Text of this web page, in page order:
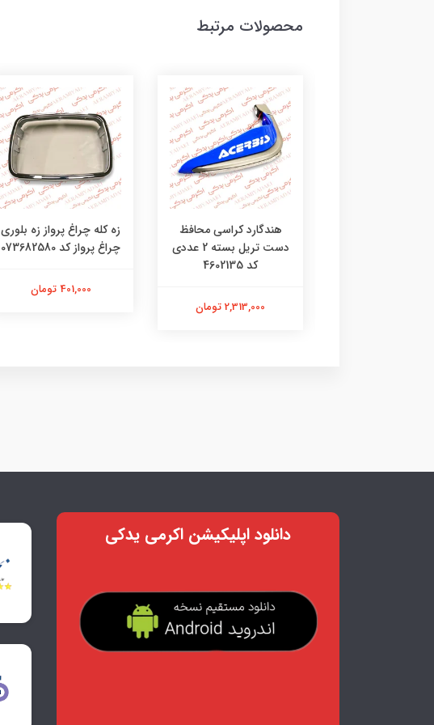
محصولات مرتبط
هندگارد کراسی محافظ
دست تریل بسته 2 عددی
کد 4602135
2,313,000 تومان
زه کله چراغ پرواز زه بلوری
چراغ پرواز کد 073682580
401,000 تومان
دانلود اپلیکیشن اکرمی یدکی